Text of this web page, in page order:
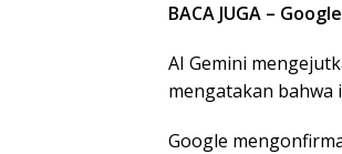
BACA JUGA –
AI Gemini
mengatakan bahwa
Google